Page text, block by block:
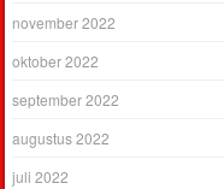
november 2022
oktober 2022
september 2022
augustus 2022
juli 2022